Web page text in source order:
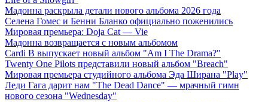
Мадонна раскрыла детали нового альбома 2026 года
Селена Гомес и Бенни Бланко официально поженились
Мировая премьера: Doja Cat — Vie
Мадонна возвращается с новым альбомом
Cardi B выпускает новый альбом "Am I The Drama?"
Twenty One Pilots представили новый альбом "Breach"
Мировая премьера студийного альбома Эда Ширана "Play"
Леди Гага дарит нам "The Dead Dance" — мрачный гимн
нового сезона "Wednesday"